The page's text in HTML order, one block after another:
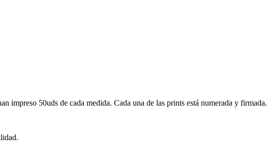
impreso 50uds de cada medida. Cada una de las prints está numerada y firmada.